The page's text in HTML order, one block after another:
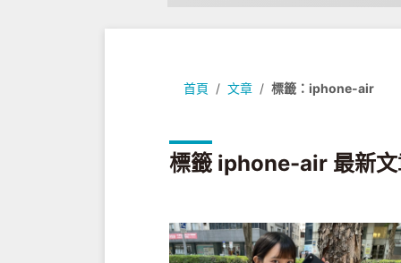
首頁 文章 標籤：iphone-air
標籤 iphone-air 最新